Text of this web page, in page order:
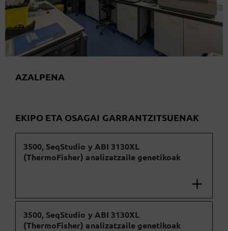
AZALPENA
EKIPO ETA OSAGAI GARRANTZITSUENAK
3500, SeqStudio y ABI 3130XL
(ThermoFisher) analizatzaile genetikoak
3500, SeqStudio y ABI 3130XL
(ThermoFisher) analizatzaile genetikoak